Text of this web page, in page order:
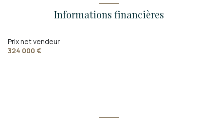
Informations financières
Prix net vendeur
324 000 €